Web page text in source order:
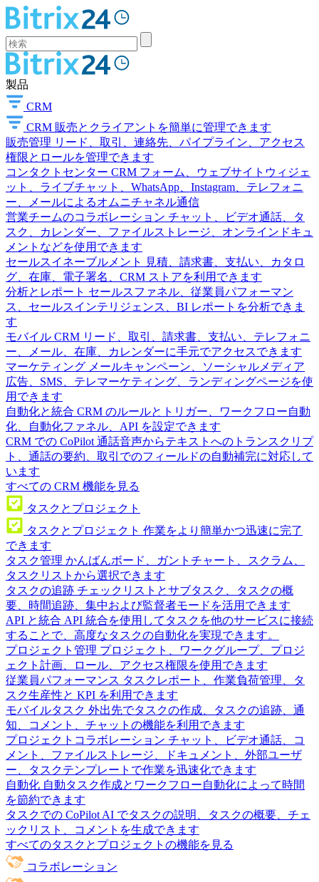
製品
CRM
CRM 販売とクライアントを簡単に管理できます
販売管理 リード、取引、連絡先、パイプライン、アクセス
権限とロールを管理できます
コンタクトセンター CRM フォーム、ウェブサイトウィジェ
ット、ライブチャット、WhatsApp、Instagram、テレフォニ
ー、メールによるオムニチャネル通信
営業チームのコラボレーション チャット、ビデオ通話、タ
スク、カレンダー、ファイルストレージ、オンラインドキュ
メントなどを使用できます
セールスイネーブルメント
見積、請求書、支払い、カタロ
グ、在庫、電子署名、CRM ストアを利用できます
分析とレポート セールスファネル、従業員パフォーマン
ス、セールスインテリジェンス、BI レポートを分析できま
す
モバイル CRM リード、取引、請求書、支払い、テレフォニ
ー、メール、在庫、カレンダーに手元でアクセスできます
マーケティング メールキャンペーン、ソーシャルメディア
広告、SMS、テレマーケティング、ランディングページを使
用できます
自動化と統合 CRM のルールとトリガー、ワークフロー自動
化、自動化ファネル、API を設定できます
CRM での CoPilot 通話音声からテキストへのトランスクリプ
ト、通話の要約、取引でのフィールドの自動補完に対応して
います
すべての CRM 機能を見る
タスクとプロジェクト
タスクとプロジェクト 作業をより簡単かつ迅速に完了
できます
タスク管理 かんばんボード、ガントチャート、スクラム、
タスクリストから選択できます
タスクの追跡 チェックリストとサブタスク、タスクの概
要、時間追跡、集中および監督者モードを活用できます
API と統合 API 統合を使用してタスクを他のサービスに接続
することで、高度なタスクの自動化を実現できます。
プロジェクト管理 プロジェクト、ワークグループ、プロジ
ェクト計画、ロール、アクセス権限を使用できます
従業員パフォーマンス タスクレポート、作業負荷管理、タ
スク生産性と KPI を利用できます
モバイルタスク 外出先でタスクの作成、タスクの追跡、通
知、コメント、チャットの機能を利用できます
プロジェクトコラボレーション チャット、ビデオ通話、コ
メント、ファイルストレージ、ドキュメント、外部ユーザ
ー、タスクテンプレートで作業を迅速化できます
自動化 自動タスク作成とワークフロー自動化によって時間
を節約できます
タスクでの CoPilot AI でタスクの説明、タスクの概要、チェ
ックリスト、コメントを生成できます
すべてのタスクとプロジェクトの機能を見る
コラボレーション